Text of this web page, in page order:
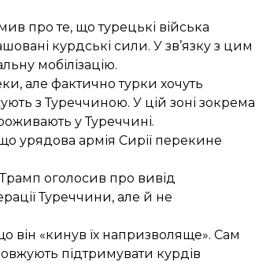
про те, щотурецькі війська
курдські сили. У зв’язку з цим
мобілізацію.
але фактично турки хочуть
з Туреччиною. У цій зоні зокрема
у Туреччині.
урядова армія Сирії перекине
оголосив про вивід
Туреччини, але й не
він «кинув їх напризволяще». Сам
підтримувати курдів